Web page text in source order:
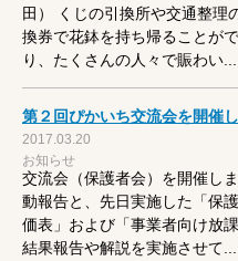
田） くじの引換所や交通整理
換券で花鉢を持ち帰ることが
り、たくさんの人々で賑わい...
第２回ぴかいち交流会を開催
2017.03.20
お知らせ
交流会（保護者会）を開催し
動報告と、先日実施した「保
価表」および「事業者向け放
結果報告や解説を実施させて...